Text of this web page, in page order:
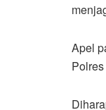
‎Apel